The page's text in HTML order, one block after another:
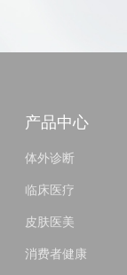
产品中心
体外诊断
临床医疗
皮肤医美
消费者健康